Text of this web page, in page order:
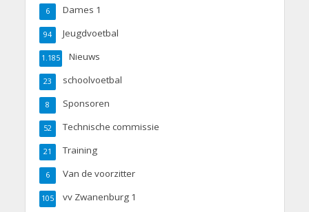
Dames 1
6
Jeugdvoetbal
94
Nieuws
1.185
schoolvoetbal
23
Sponsoren
8
Technische commissie
52
Training
21
Van de voorzitter
6
vv Zwanenburg 1
105